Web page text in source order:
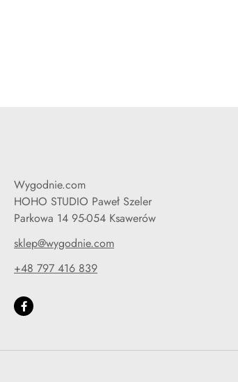
Wygodnie.com
HOHO STUDIO Paweł Szeler
Parkowa 14 95-054 Ksawerów
sklep@wygodnie.com
+48 797 416 839